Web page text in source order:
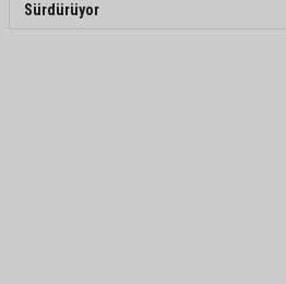
Sürdürüyor